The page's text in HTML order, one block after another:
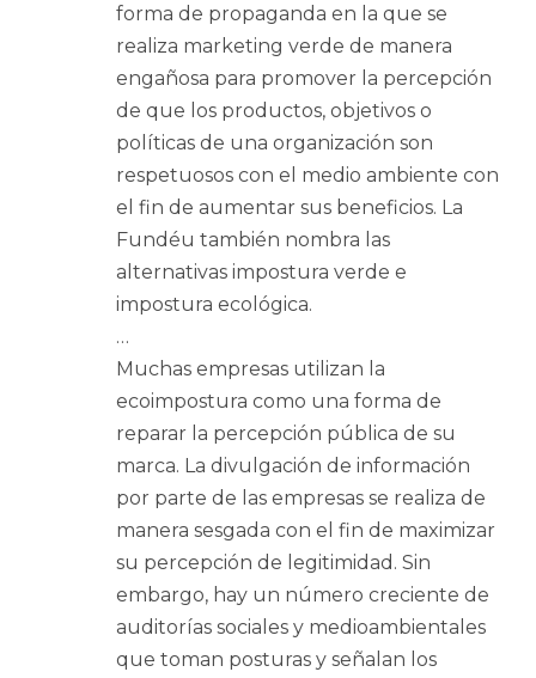
forma de propaganda en la que se
realiza marketing verde de manera
engañosa para promover la percepción
de que los productos, objetivos o
políticas de una organización son
respetuosos con el medio ambiente con
el fin de aumentar sus beneficios. ​La
Fundéu también nombra las
alternativas impostura verde e
impostura ecológica.
…
Muchas empresas utilizan la
ecoimpostura como una forma de
reparar la percepción pública de su
marca. La divulgación de información
por parte de las empresas se realiza de
manera sesgada con el fin de maximizar
su percepción de legitimidad. Sin
embargo, hay un número creciente de
auditorías sociales y medioambientales
que toman posturas y señalan los